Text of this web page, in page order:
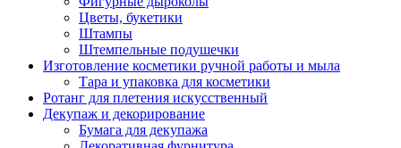
Цветы, букетики
Штампы
Штемпельные подушечки
Изготовление косметики ручной работы и мыла
Тара и упаковка для косметики
Ротанг для плетения искусственный
Декупаж и декорирование
Бумага для декупажа